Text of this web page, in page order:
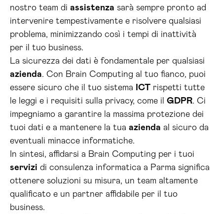
nostro team di assistenza sarà sempre pronto ad
intervenire tempestivamente e risolvere qualsiasi
problema, minimizzando così i tempi di inattività
per il tuo business.
La sicurezza dei dati è fondamentale per qualsiasi
azienda. Con Brain Computing al tuo fianco, puoi
essere sicuro che il tuo sistema
ICT rispetti tutte
le leggi e i requisiti sulla privacy, come il GDPR. Ci
impegniamo a garantire la massima protezione dei
tuoi dati e a mantenere la tua azienda al sicuro da
eventuali minacce informatiche.
In sintesi, affidarsi a Brain Computing per i tuoi
servizi di consulenza informatica a Parma significa
ottenere soluzioni su misura, un team altamente
qualificato e un partner affidabile per il tuo
business.